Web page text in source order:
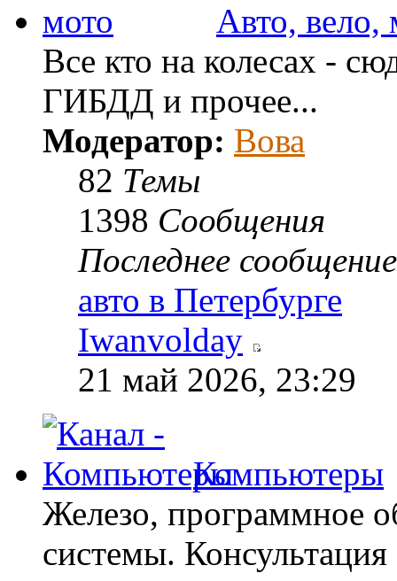
Авто, вело,
Все кто на колесах -
ГИБДД и прочее...
Модератор: Вова
82 Темы
1398 Сообщения
Последнее сообщение
авто в Петербурге
Iwanvolday
21 май 2026, 23:29
Компьютеры
Железо, программное
системы. Консультация